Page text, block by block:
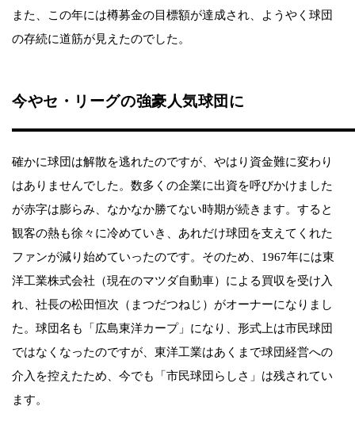
また、この年には樽募金の目標額が達成され、ようやく球団
の存続に道筋が見えたのでした。
今やセ・リーグの強豪人気球団に
確かに球団は解散を逃れたのですが、やはり資金難に変わり
はありませんでした。数多くの企業に出資を呼びかけました
が赤字は膨らみ、なかなか勝てない時期が続きます。すると
観客の熱も徐々に冷めていき、あれだけ球団を支えてくれた
ファンが減り始めていったのです。そのため、1967年には東
洋工業株式会社（現在のマツダ自動車）による買収を受け入
れ、社長の松田恒次（まつだつねじ）がオーナーになりまし
た。球団名も「広島東洋カープ」になり、形式上は市民球団
ではなくなったのですが、東洋工業はあくまで球団経営への
介入を控えたため、今でも「市民球団らしさ」は残されてい
ます。